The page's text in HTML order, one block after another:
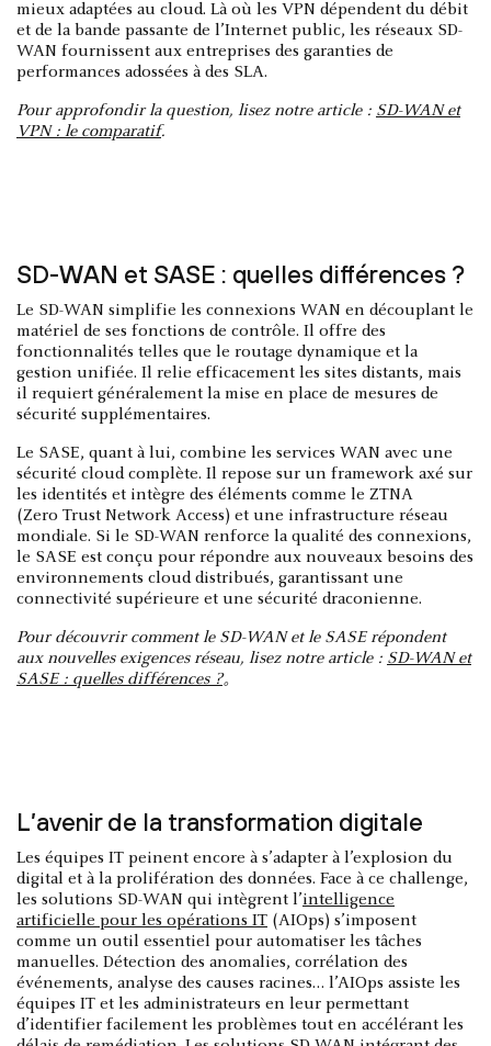
mieux adaptées au cloud. Là où les VPN dépendent du débit
et de la bande passante de l’Internet public, les réseaux SD-
WAN fournissent aux entreprises des garanties de
performances adossées à des SLA.
Pour approfondir la question, lisez notre article : SD-WAN et
VPN : le comparatif.
SD-WAN et SASE : quelles différences ?
Le SD-WAN simplifie les connexions WAN en découplant le
matériel de ses fonctions de contrôle. Il offre des
fonctionnalités telles que le routage dynamique et la
gestion unifiée. Il relie efficacement les sites distants, mais
il requiert généralement la mise en place de mesures de
sécurité supplémentaires.
Le SASE, quant à lui, combine les services WAN avec une
sécurité cloud complète. Il repose sur un framework axé sur
les identités et intègre des éléments comme le ZTNA
(Zero Trust Network Access) et une infrastructure réseau
mondiale. Si le SD-WAN renforce la qualité des connexions,
le SASE est conçu pour répondre aux nouveaux besoins des
environnements cloud distribués, garantissant une
connectivité supérieure et une sécurité draconienne.
Pour découvrir comment le SD-WAN et le SASE répondent
aux nouvelles exigences réseau, lisez notre article : SD-WAN et
SASE : quelles différences ?。
L’avenir de la transformation digitale
Les équipes IT peinent encore à s’adapter à l’explosion du
digital et à la prolifération des données. Face à ce challenge,
les solutions SD-WAN qui intègrent l’intelligence
artificielle pour les opérations IT (AIOps) s’imposent
comme un outil essentiel pour automatiser les tâches
manuelles. Détection des anomalies, corrélation des
événements, analyse des causes racines… l’AIOps assiste les
équipes IT et les administrateurs en leur permettant
d’identifier facilement les problèmes tout en accélérant les